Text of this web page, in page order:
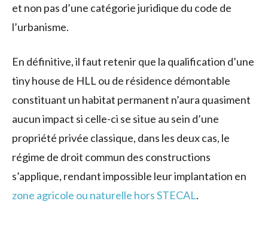
et non pas d’une catégorie juridique du code de
l’urbanisme.
En définitive, il faut retenir que la qualification d’une
tiny house de HLL ou de résidence démontable
constituant un habitat permanent n’aura quasiment
aucun impact si celle-ci se situe au sein d’une
propriété privée classique, dans les deux cas, le
régime de droit commun des constructions
s’applique, rendant impossible leur implantation en
zone agricole ou naturelle hors STECAL.